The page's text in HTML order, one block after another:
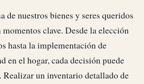
de nuestros bienes y seres queridos
clave. Desde la elección
hasta la implementación de
en el hogar, cada decisión puede
un inventario detallado de